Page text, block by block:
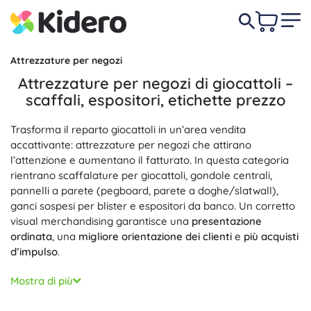
Attrezzature per negozi
Attrezzature per negozi di giocattoli –
scaffali, espositori, etichette prezzo
Trasforma il reparto giocattoli in un’area vendita
accattivante: attrezzature per negozi che attirano
l’attenzione e aumentano il fatturato. In questa categoria
rientrano scaffalature per giocattoli, gondole centrali,
pannelli a parete (pegboard, parete a doghe/slatwall),
ganci sospesi per blister e espositori da banco. Un corretto
visual merchandising garantisce una presentazione
ordinata, una migliore orientazione dei clienti e più acquisti
d’impulso.
I sistemi modulari consentono di modificare rapidamente il
layout in base alla stagione e all’ampiezza
Mostra di più